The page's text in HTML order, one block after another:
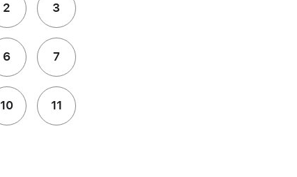
2 3
6 7
10 11